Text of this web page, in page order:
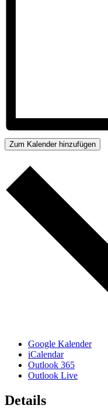
Zum Kalender hinzufügen
Google Kalender
iCalendar
Outlook 365
Outlook Live
Details